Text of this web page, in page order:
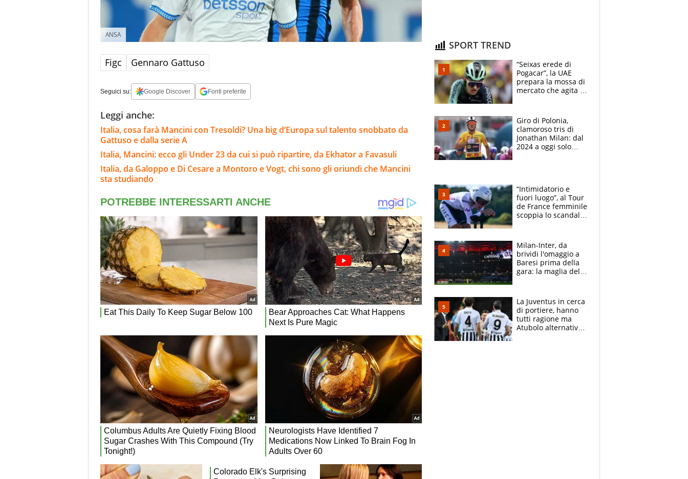
ANSA
Figc Gennaro Gattuso
Seguici su: Google Discover Fonti preferite
Leggi anche:
Italia, cosa farà Mancini con Tresoldi? Una big d’Europa sul talento snobbato da
Gattuso e dalla serie A
Italia, Mancini: ecco gli Under 23 da cui si può ripartire, da Ekhator a Favasuli
Italia, da Galoppo e Di Cesare a Montoro e Vogt, chi sono gli oriundi che Mancini
sta studiando
SPORT TREND
“Seixas erede di
Pogacar”, la UAE
prepara la mossa di
mercato che agita la
a Burgos
Giro di Polonia,
clamoroso tris di
Jonathan Milan: dal
2024 a oggi solo
“Intimidatorio e
fuori luogo”, al Tour
de France femminile
scoppia lo scandalo:
atlete
Milan-Inter, da
brividi l'omaggio a
Baresi prima della
gara: la maglia del
La Juventus in cerca
di portiere, hanno
tutti ragione ma
Atubolo alternativa